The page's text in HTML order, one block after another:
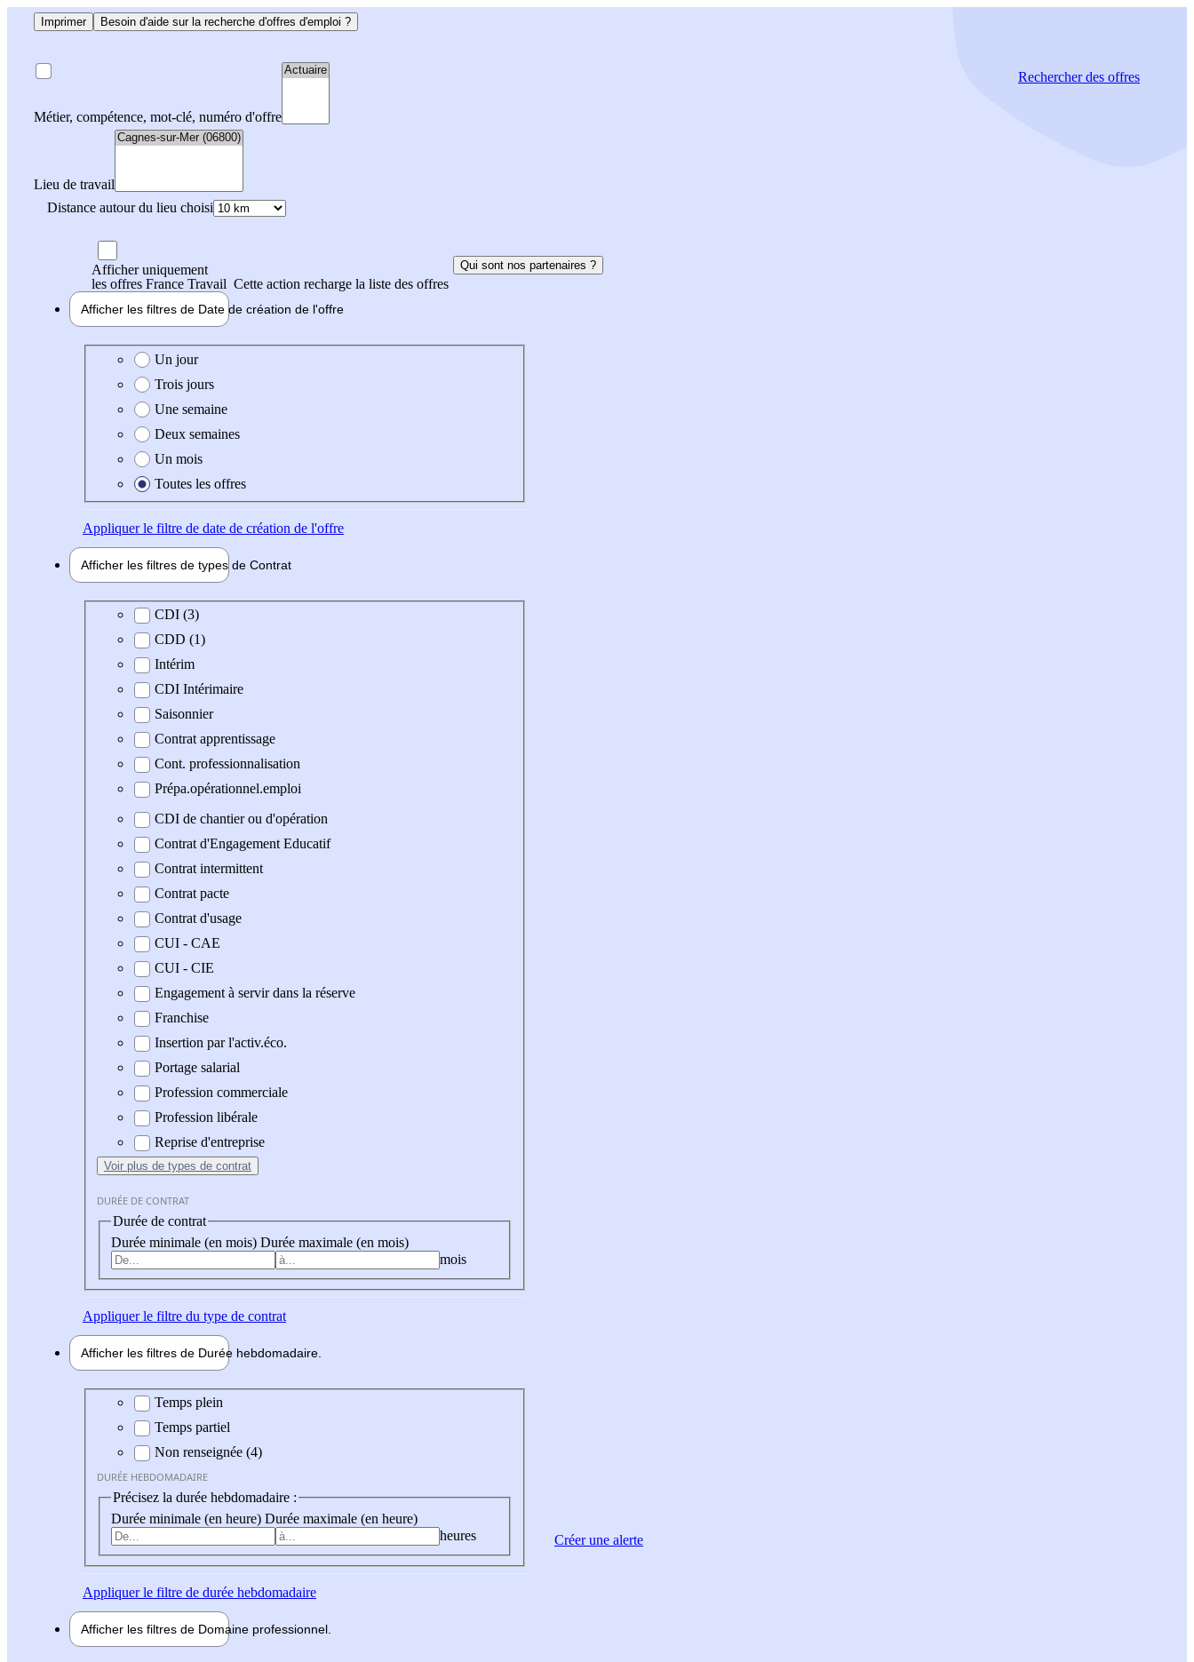
Imprimer Besoin d'aide sur la recherche d'offres d'emploi ?
Métier, compétence, mot-clé, numéro d'offre
Lieu de travail
Distance autour du lieu choisi
Rechercherdes offres
Afficher uniquement
les offres France Travail Cette action recharge la liste des offres
Qui sont nos partenaires ?
Afficher les filtres de Date de création de l'offre
Date de création de l'offre
Un jour
Trois jours
Une semaine
Deux semaines
Un mois
Toutes les offres
Appliquerle filtre de date de création de l'offre
Afficher les filtres de types de Contrat
Type de contrat
CDI (3)
CDD (1)
Intérim
CDI Intérimaire
Saisonnier
Contrat apprentissage
Cont. professionnalisation
Prépa.opérationnel.emploi
CDI de chantier ou d'opération
Contrat d'Engagement Educatif
Contrat intermittent
Contrat pacte
Contrat d'usage
CUI - CAE
CUI - CIE
Engagement à servir dans la réserve
Franchise
Insertion par l'activ.éco.
Portage salarial
Profession commerciale
Profession libérale
Reprise d'entreprise
Voir plus de types de contrat
DURÉE DE CONTRAT
Durée de contrat
Durée minimale (en mois) Durée maximale (en mois)
mois
Appliquerle filtre du type de contrat
Afficher les filtres de Durée hebdomadaire
Durée hebdomadaire
Temps plein
Temps partiel
Non renseignée (4)
DURÉE HEBDOMADAIRE
Précisez la durée hebdomadaire :
Durée minimale (en heure) Durée maximale (en heure)
heures
Appliquerle filtre de durée hebdomadaire
Afficher les filtres de Domaine professionnel
Créer une alerte